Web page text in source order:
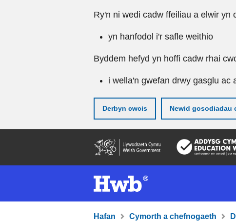
Ry'n ni wedi cadw ffeiliau a elwir yn
yn hanfodol i'r safle weithio
Byddem hefyd yn hoffi cadw rhai
i wella'n gwefan drwy gasglu ac
Derbyn cwcis Newid gosodiadau
gynnwy
Hafan Cymorth a chefnogaeth